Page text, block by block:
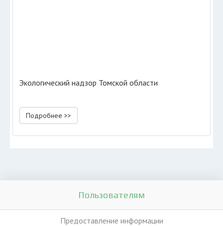
Экологический надзор Томской области
Подробнее >>
Пользователям
Предоставление информации